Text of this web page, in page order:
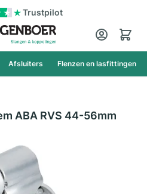
Trustpilot
Cart
Afsluiters Flenzen en lasfittingen
ABA RVS 44-56mm